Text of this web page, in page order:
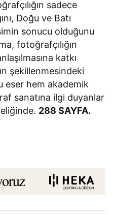
sadece
Doğu ve Batı
sonucu olduğunu
fotoğrafçılığın
katkı
şekillenmesindeki
eser hem akademik
sanatına ilgi duyanlar
288 SAYFA.